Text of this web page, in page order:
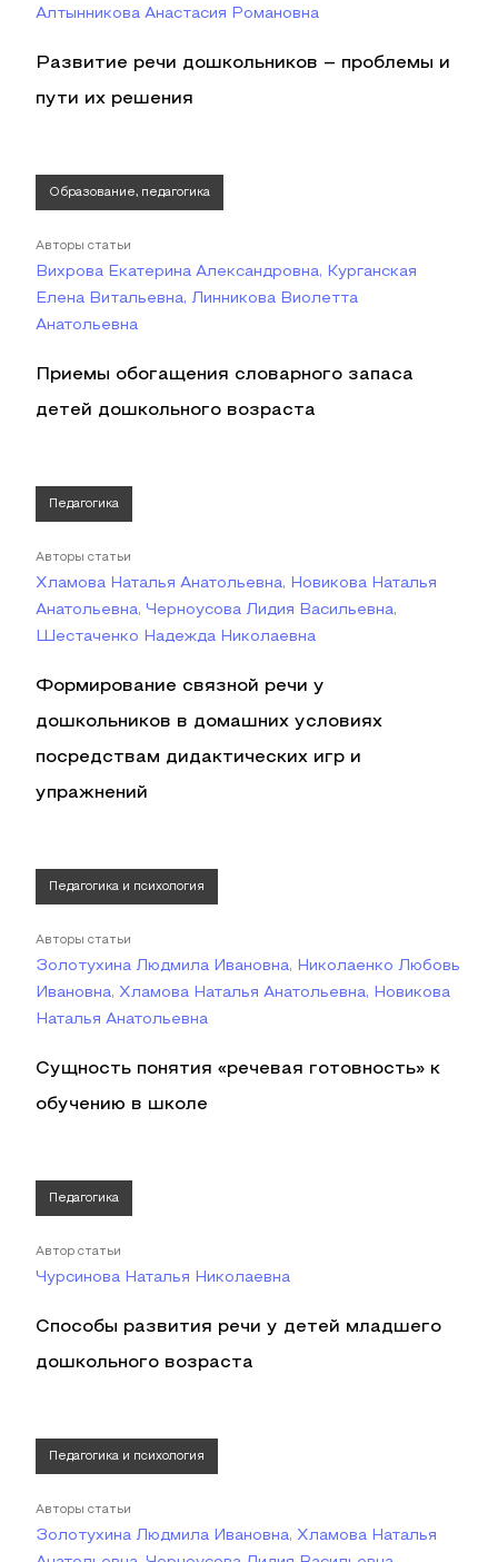
Алтынникова Анастасия Романовна
Развитие речи дошкольников – проблемы и
пути их решения
Образование, педагогика
Авторы статьи
Вихрова Екатерина Александровна, Курганская
Елена Витальевна, Линникова Виолетта
Анатольевна
Приемы обогащения словарного запаса
детей дошкольного возраста
Педагогика
Авторы статьи
Хламова Наталья Анатольевна, Новикова Наталья
Анатольевна, Черноусова Лидия Васильевна,
Шестаченко Надежда Николаевна
Формирование связной речи у
дошкольников в домашних условиях
посредствам дидактических игр и
упражнений
Педагогика и психология
Авторы статьи
Золотухина Людмила Ивановна, Николаенко Любовь
Ивановна, Хламова Наталья Анатольевна, Новикова
Наталья Анатольевна
Сущность понятия «речевая готовность» к
обучению в школе
Педагогика
Автор статьи
Чурсинова Наталья Николаевна
Способы развития речи у детей младшего
дошкольного возраста
Педагогика и психология
Авторы статьи
Золотухина Людмила Ивановна, Хламова Наталья